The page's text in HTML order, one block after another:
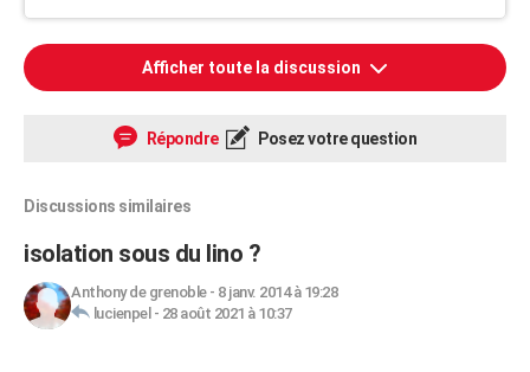
Afficher toute la discussion
Répondre Posez votre question
Discussions similaires
isolation sous du lino ?
Anthony de grenoble- 8 janv. 2014 à 19:28
lucienpel - 28 août 2021 à 10:37